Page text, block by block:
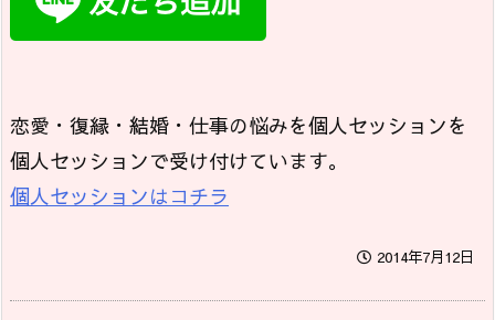
恋愛・復縁・結婚・仕事の悩みを個人セッションを
個人セッションで受け付けています。
個人セッションはコチラ
2014年7月12日